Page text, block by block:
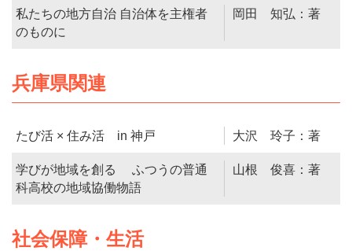
私たちの地方自治 自治体を主権者
のものに
岡田 知弘：著
兵庫県関連
たび活 × 住み活 in 神戸 大沢 玲子：著
学びが地域を創る ふつうの普通
科高校の地域協働物語
山根 俊喜：著
社会保障・生活